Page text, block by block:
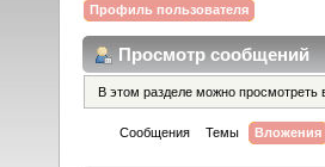
Профиль пользователя
Просмотр сообщений
В этом разделе можно
Сообщения Темы Вложения